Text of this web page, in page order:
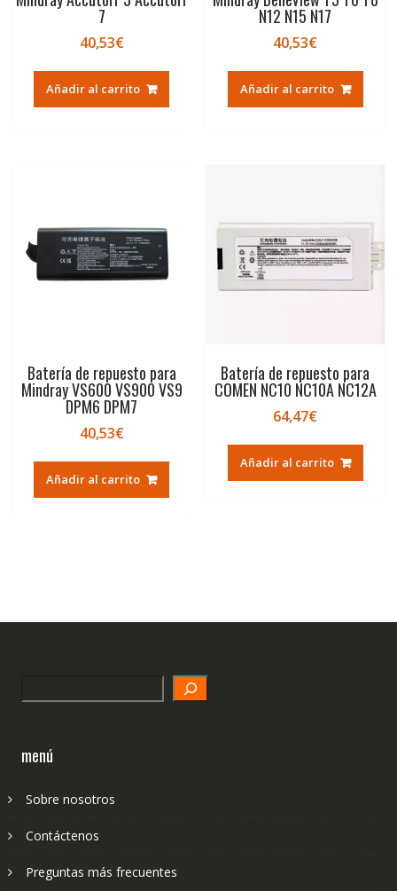
7
40,53€
Añadir al carrito
N12 N15 N17
40,53€
Añadir al carrito
Batería de repuesto para
Mindray VS600 VS900 VS9
DPM6 DPM7
40,53€
Añadir al carrito
Batería de repuesto para
COMEN NC10 NC10A NC12A
64,47€
Añadir al carrito
menú
Sobre nosotros
Contáctenos
Preguntas más frecuentes